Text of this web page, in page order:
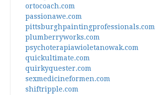
ortocoach.com
passionawe.com
pittsburghpaintingprofessionals.com
plumberryworks.com
psychoterapiawioletanowak.com
quickultimate.com
quirkyquester.com
sexmedicineformen.com
shiftripple.com